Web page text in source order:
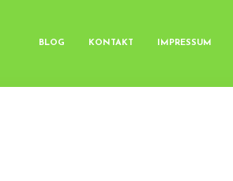
BLOG KONTAKT IMPRESSUM